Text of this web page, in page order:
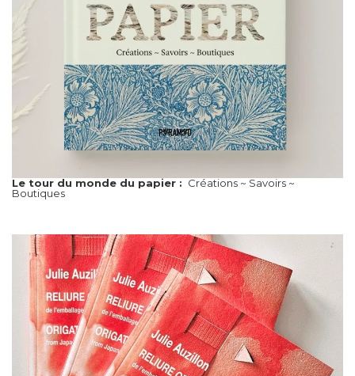
Le tour du monde du papier : Créations ~ Savoirs ~
Boutiques